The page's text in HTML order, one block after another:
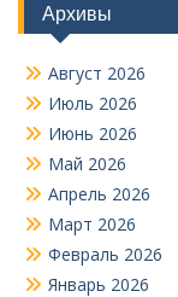
Архивы
Август 2026
Июль 2026
Июнь 2026
Май 2026
Апрель 2026
Март 2026
Февраль 2026
Январь 2026